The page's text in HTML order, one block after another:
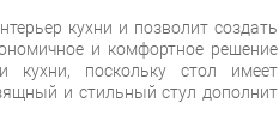
кухни и позволит создать
и комфортное решение
поскольку стол имеет
и стильный стул дополнит